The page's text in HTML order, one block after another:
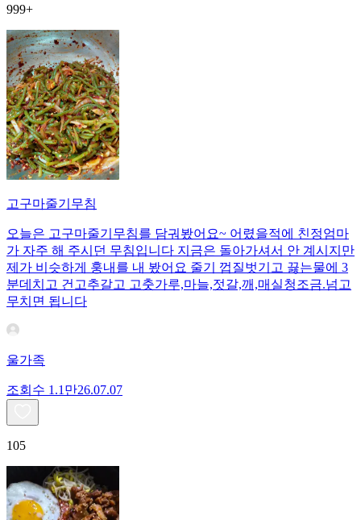
999+
고구마줄기무침
오늘은 고구마줄기무침를 담궈봤어요~ 어렸을적에 친정엄마
가 자주 해 주시던 무침입니다 지금은 돌아가셔서 안 계시지만
제가 비슷하게 훙내를 내 봤어요 줄기 껍질벗기고 끓는물에 3
분데치고 건고추갈고 고춧가루,마늘,젓갈,깨,매실청조금.넘고
무치면 됩니다
울가족
조회수 1.1만26.07.07
105